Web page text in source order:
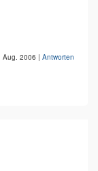
Aug. 2006 | Antworten